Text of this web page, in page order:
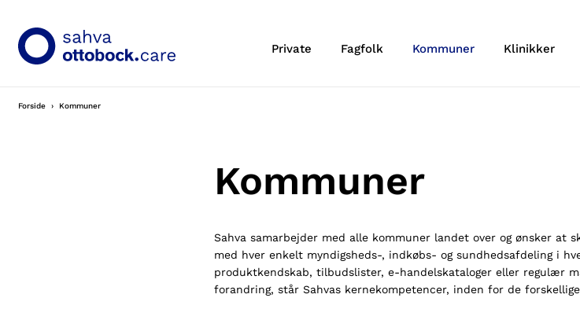
Private Fagfolk Kommuner Klinikker
Forside Kommuner
Kommuner
Sahva samarbejder med alle kommuner landet over og ønsker at
med hver enkelt myndigsheds-, indkøbs- og sundhedsafdeling i
produktkendskab, tilbudslister, e-handelskataloger eller regulær
forandring, står Sahvas kernekompetencer, inden for de